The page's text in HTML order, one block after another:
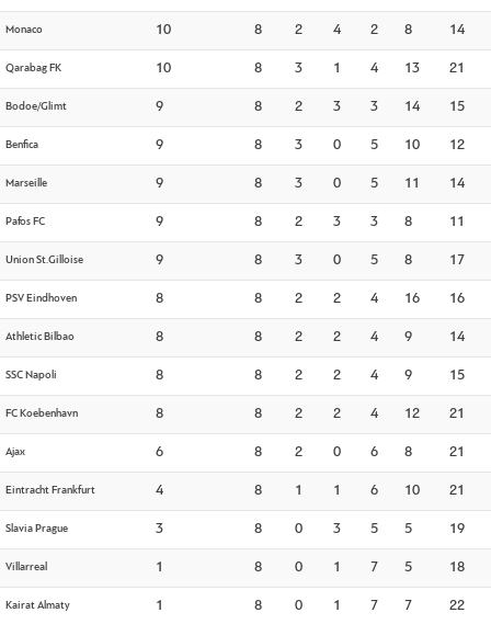
Monaco 10 8 2 4 2 8 14
Qarabag FK 10 8 3 1 4 13 21
Bodoe/Glimt 9 8 2 3 3 14 15
Benfica 9 8 3 0 5 10 12
Marseille 9 8 3 0 5 11 14
Pafos FC 9 8 2 3 3 8 11
Union St.Gilloise 9 8 3 0 5 8 17
PSV Eindhoven 8 8 2 2 4 16 16
Athletic Bilbao 8 8 2 2 4 9 14
SSC Napoli 8 8 2 2 4 9 15
FC Koebenhavn 8 8 2 2 4 12 21
Ajax 6 8 2 0 6 8 21
Eintracht Frankfurt 4 8 1 1 6 10 21
Slavia Prague 3 8 0 3 5 5 19
Villarreal 1 8 0 1 7 5 18
Kairat Almaty 1 8 0 1 7 7 22